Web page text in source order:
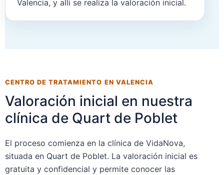
Valencia, y allí se realiza la valoración inicial.
CENTRO DE TRATAMIENTO EN VALENCIA
Valoración inicial en nuestra
clínica de Quart de Poblet
El proceso comienza en la clínica de VidaNova,
situada en Quart de Poblet. La valoración inicial es
gratuita y confidencial y permite conocer las